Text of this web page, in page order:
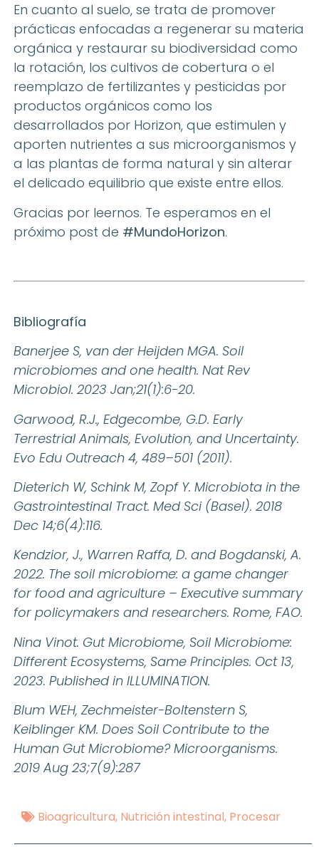
En cuanto al suelo, se trata de promover
prácticas enfocadas a regenerar su materia
orgánica y restaurar su biodiversidad como
la rotación, los cultivos de cobertura o el
reemplazo de fertilizantes y pesticidas por
productos orgánicos como los
desarrollados por Horizon, que estimulen y
aporten nutrientes a sus microorganismos y
a las plantas de forma natural y sin alterar
el delicado equilibrio que existe entre ellos.
Gracias por leernos. Te esperamos en el
próximo post de #MundoHorizon.
Bibliografía
Banerjee S, van der Heijden MGA. Soil
microbiomes and one health. Nat Rev
Microbiol. 2023 Jan;21(1):6-20.
Garwood, R.J., Edgecombe, G.D. Early
Terrestrial Animals, Evolution, and Uncertainty.
Evo Edu Outreach 4, 489–501 (2011).
Dieterich W, Schink M, Zopf Y. Microbiota in the
Gastrointestinal Tract. Med Sci (Basel). 2018
Dec 14;6(4):116.
Kendzior, J., Warren Raffa, D. and Bogdanski, A.
2022. The soil microbiome: a game changer
for food and agriculture – Executive summary
for policymakers and researchers. Rome, FAO.
Nina Vinot. Gut Microbiome, Soil Microbiome:
Different Ecosystems, Same Principles. Oct 13,
2023. Published in ILLUMINATION.
Blum WEH, Zechmeister-Boltenstern S,
Keiblinger KM. Does Soil Contribute to the
Human Gut Microbiome? Microorganisms.
2019 Aug 23;7(9):287
Bioagricultura, Nutrición intestinal, Procesar